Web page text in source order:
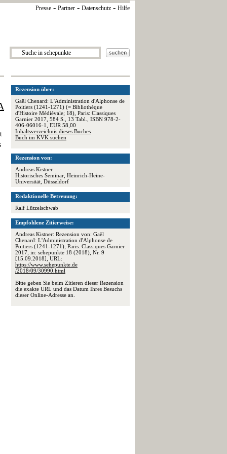
Presse - Partner - Datenschutz - Hilfe
Rezension über:
Gaël Chenard: L'Administration d'Alphonse de
Poitiers (1241-1271) (= Bibliothèque
d'Histoire Médiévale; 18), Paris: Classiques
Garnier 2017, 584 S., 13 Tabl., ISBN 978-2-
406-06016-1, EUR 58,00
Inhaltsverzeichnis dieses Buches
Buch im KVK suchen
Rezension von:
Andreas Kistner
Historisches Seminar, Heinrich-Heine-
Universität, Düsseldorf
Redaktionelle Betreuung:
Ralf Lützelschwab
Empfohlene Zitierweise:
Andreas Kistner: Rezension von: Gaël
Chenard: L'Administration d'Alphonse de
Poitiers (1241-1271), Paris: Classiques Garnier
2017, in: sehepunkte 18 (2018), Nr. 9
[15.09.2018], URL:
https://www.sehepunkte.de
/2018/09/30990.html
Bitte geben Sie beim Zitieren dieser Rezension
die exakte URL und das Datum Ihres Besuchs
dieser Online-Adresse an.